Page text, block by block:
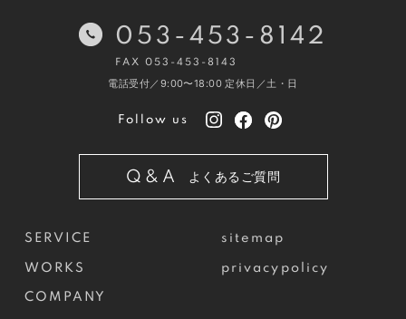
SERVICE
WORKS
COMPANY
sitemap
privacypolicy
053-453-8142
FAX 053-453-8143
電話受付／9:00〜18:00 定休日／土・日
Follow us
Q&A よくあるご質問